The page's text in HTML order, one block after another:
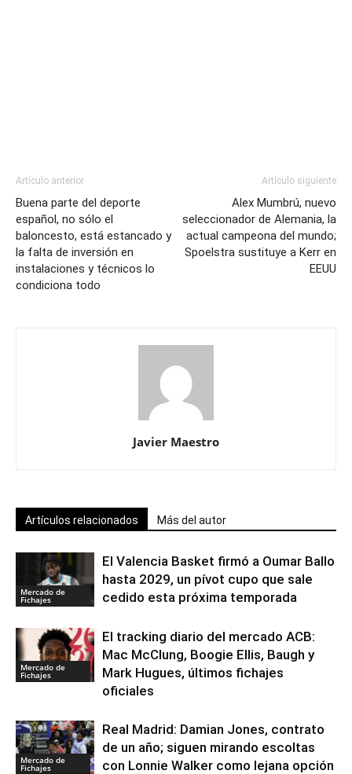
Artículo anterior
Buena parte del deporte
español, no sólo el
baloncesto, está estancado y
la falta de inversión en
instalaciones y técnicos lo
condiciona todo
Artículo siguiente
Alex Mumbrú, nuevo
seleccionador de Alemania, la
actual campeona del mundo;
Spoelstra sustituye a Kerr en
EEUU
Javier Maestro
Artículos relacionados Más del autor
Mercado de
Fichajes
El Valencia Basket firmó a Oumar Ballo
hasta 2029, un pívot cupo que sale
cedido esta próxima temporada
Mercado de
Fichajes
El tracking diario del mercado ACB:
Mac McClung, Boogie Ellis, Baugh y
Mark Hugues, últimos fichajes
oficiales
Mercado de
Fichajes
Real Madrid: Damian Jones, contrato
de un año; siguen mirando escoltas
con Lonnie Walker como lejana opción